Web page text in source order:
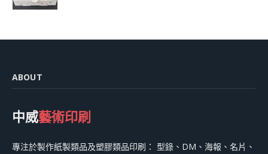
ABOUT
中威藝術印刷
專注於製作紙製類品及塑膠類品印刷： 型錄、DM、海報、名片、